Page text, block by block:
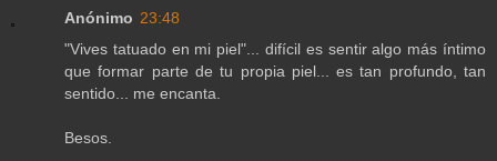
Anónimo 23:48
"Vives tatuado en mi piel"... difícil es sentir algo más íntimo
que formar parte de tu propia piel... es tan profundo, tan
sentido... me encanta.
Besos.